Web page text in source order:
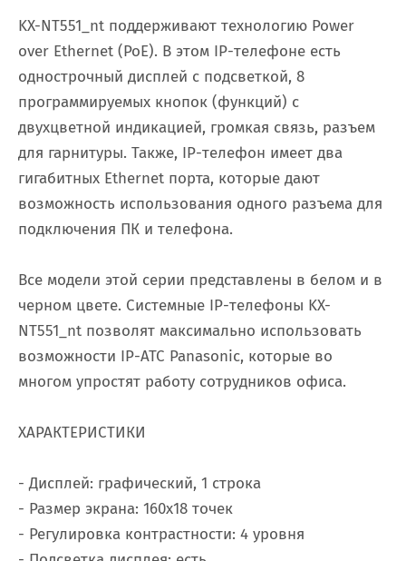
KX-NT551_nt поддерживают технологию Power
over Ethernet (PoE). В этом IP-телефоне есть
однострочный дисплей с подсветкой, 8
программируемых кнопок (функций) c
двухцветной индикацией, громкая связь, разъем
для гарнитуры. Также, IP-телефон имеет два
гигабитных Ethernet порта, которые дают
возможность использования одного разъема для
подключения ПК и телефона.
Все модели этой серии представлены в белом и в
черном цвете. Системные IP-телефоны KX-
NT551_nt позволят максимально использовать
возможности IP-АТС Panasonic, которые во
многом упростят работу сотрудников офиса.
ХАРАКТЕРИСТИКИ
- Дисплей: графический, 1 строка
- Размер экрана: 160x18 точек
- Регулировка контрастности: 4 уровня